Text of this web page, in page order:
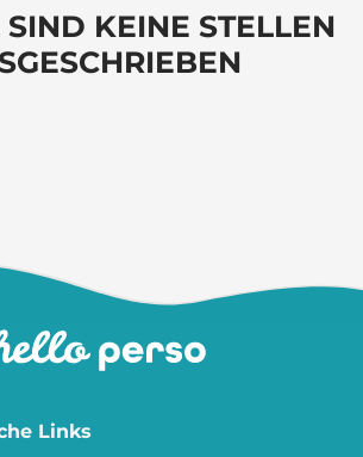
KEINE STELLEN
Links